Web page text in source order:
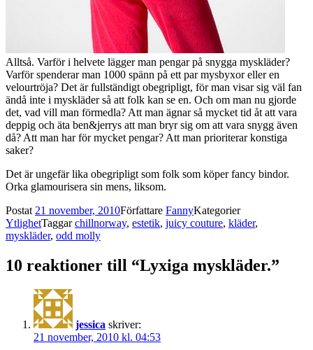
Alltså. Varför i helvete lägger man pengar på snygga myskläder?
Varför spenderar man 1000 spänn på ett par mysbyxor eller en
velourtröja? Det är fullständigt obegripligt, för man visar sig väl fan
ändå inte i myskläder så att folk kan se en. Och om man nu gjorde
det, vad vill man förmedla? Att man ägnar så mycket tid åt att vara
deppig och äta ben&jerrys att man bryr sig om att vara snygg även
då? Att man har för mycket pengar? Att man prioriterar konstiga
saker?
Det är ungefär lika obegripligt som folk som köper fancy bindor.
Orka glamourisera sin mens, liksom.
Postat 21 november, 2010Författare FannyKategorier
YtlighetTaggarchillnorway, estetik, juicy couture, kläder,
myskläder, odd molly
10 reaktioner till “Lyxiga myskläder.”
jessica skriver:
21 november, 2010 kl. 04:53